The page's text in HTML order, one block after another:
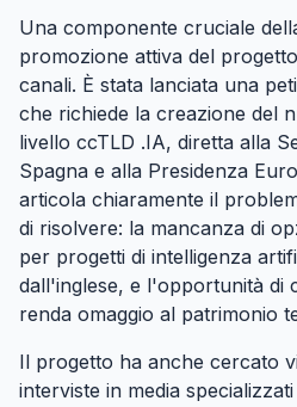
Una componente cruciale
promozione attiva del
canali. È stata lanciata una
che richiede la creazione del
livello ccTLD .IA, diretta alla
Spagna e alla Presidenza
articola chiaramente il
di risolvere: la mancanza di
per progetti di intelligenza
dall'inglese, e l'opportunità di
renda omaggio al patrimonio
Il progetto ha anche cercato
interviste in media